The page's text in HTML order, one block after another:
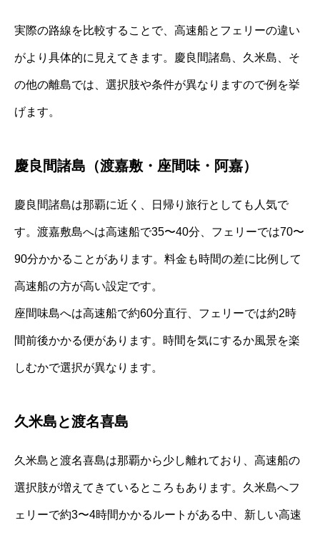
実際の路線を比較することで、高速船とフェリーの違い
がより具体的に見えてきます。慶良間諸島、久米島、そ
の他の離島では、選択肢や条件が異なりますので例を挙
げます。
慶良間諸島（渡嘉敷・座間味・阿嘉）
慶良間諸島は那覇に近く、日帰り旅行としても人気で
す。渡嘉敷島へは高速船で35〜40分、フェリーでは70〜
90分かかることがあります。料金も時間の差に比例して
高速船の方が高い設定です。
座間味島へは高速船で約60分直行、フェリーでは約2時
間前後かかる便があります。時間を気にするか風景を楽
しむかで選択が異なります。
久米島と渡名喜島
久米島と渡名喜島は那覇から少し離れており、高速船の
選択肢が増えてきているところもあります。久米島へフ
ェリーで約3〜4時間かかるルートがある中、新しい高速